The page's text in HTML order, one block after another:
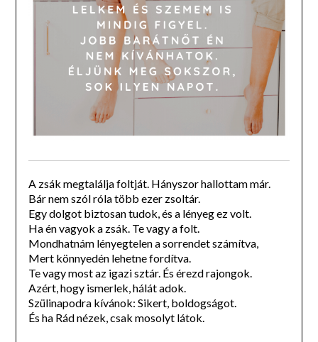
A zsák megtalálja foltját. Hányszor hallottam már.
Bár nem szól róla több ezer zsoltár.
Egy dolgot biztosan tudok, és a lényeg ez volt.
Ha én vagyok a zsák. Te vagy a folt.
Mondhatnám lényegtelen a sorrendet számítva,
Mert könnyedén lehetne fordítva.
Te vagy most az igazi sztár. És érezd rajongok.
Azért, hogy ismerlek, hálát adok.
Szülinapodra kívánok: Sikert, boldogságot.
És ha Rád nézek, csak mosolyt látok.